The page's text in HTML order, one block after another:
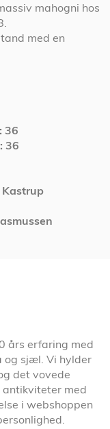
mahogni hos
med en
36
36
Kastrup
års erfaring med
sjæl. Vi hylder
det vovede
antikviteter med
i webshoppen